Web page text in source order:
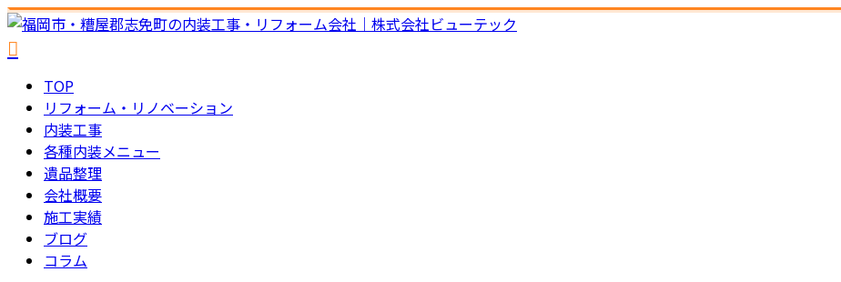
TOP
リフォーム・リノベーション
内装工事
各種内装メニュー
遺品整理
会社概要
施工実績
ブログ
コラム